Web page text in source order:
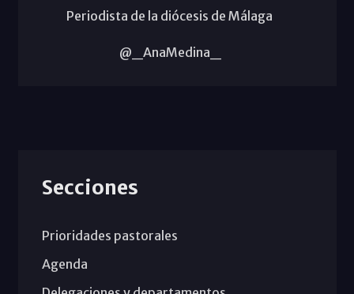
Periodista de la diócesis de Málaga
@_AnaMedina_
Secciones
Prioridades pastorales
Agenda